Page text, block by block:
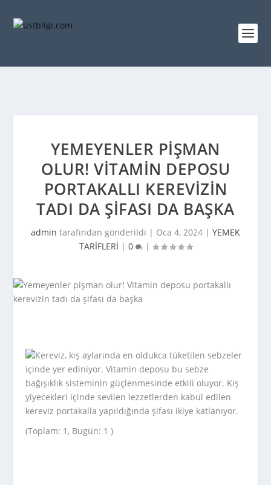
YEMEYENLER PIŞMAN
OLUR! VITAMIN DEPOSU
PORTAKALLI KEREVIZIN
TADI DA ŞIFASI DA BAŞKA
admin tarafından gönderildi | Oca 4, 2024 | YEMEK
TARİFLERİ | 0 |
Kereviz, kış aylarında en oldukca tüketilen sebzeler
içinde yer ediniyor. Vitamin deposu bu sebze
bağışıklık sisteminin güçlenmesinde etkili oluyor. Kış
yiyecekleri içinde sevilen lezzetlerden kabul edilen
kereviz portakalla yapıldığında şifası ikiye katlanıyor.
(Toplam: 1, Bugün: 1 )